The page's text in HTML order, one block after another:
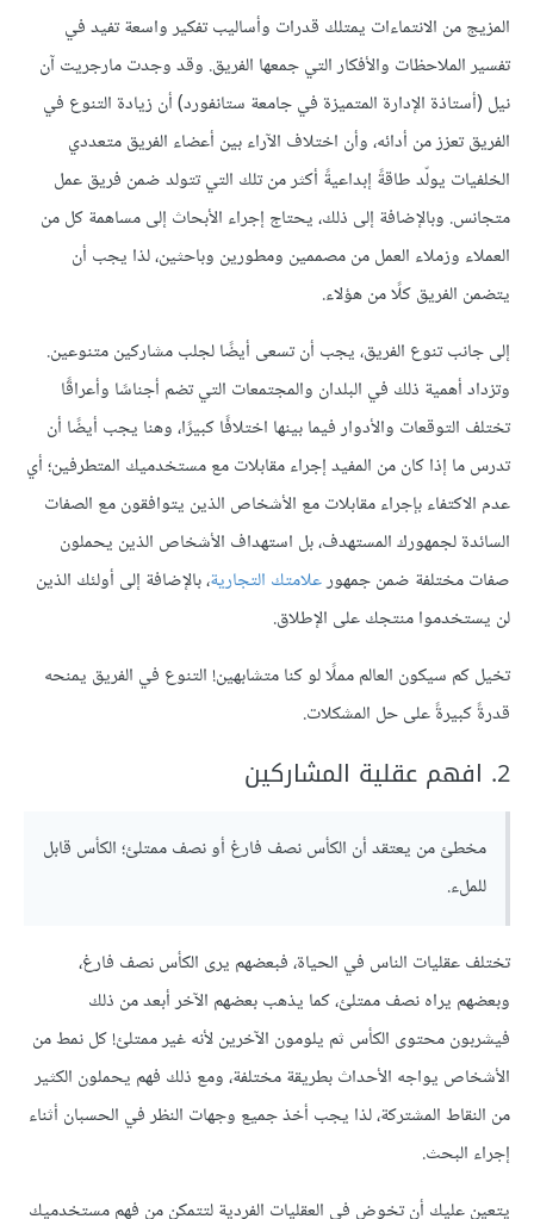
المزيج من الانتماءات يمتلك قدرات وأساليب تفكير واسعة تفيد في
تفسير الملاحظات والأفكار التي جمعها الفريق. وقد وجدت مارجريت آن
نيل (أستاذة الإدارة المتميزة في جامعة ستانفورد) أن زيادة التنوع في
الفريق تعزز من أدائه، وأن اختلاف الآراء بين أعضاء الفريق متعددي
الخلفيات يولّد طاقةً إبداعيةً أكثر من تلك التي تتولد ضمن فريق عمل
متجانس. وبالإضافة إلى ذلك، يحتاج إجراء الأبحاث إلى مساهمة كل من
العملاء وزملاء العمل من مصممين ومطورين وباحثين، لذا يجب أن
يتضمن الفريق كلًا من هؤلاء.
إلى جانب تنوع الفريق، يجب أن تسعى أيضًا لجلب مشاركين متنوعين.
وتزداد أهمية ذلك في البلدان والمجتمعات التي تضم أجناسًا وأعراقًا
تختلف التوقعات والأدوار فيما بينها اختلافًا كبيرًا، وهنا يجب أيضًا أن
تدرس ما إذا كان من المفيد إجراء مقابلات مع مستخدميك المتطرفين؛ أي
عدم الاكتفاء بإجراء مقابلات مع الأشخاص الذين يتوافقون مع الصفات
السائدة لجمهورك المستهدف، بل استهداف الأشخاص الذين يحملون
صفات مختلفة ضمن جمهورعلامتك التجارية، بالإضافة إلى أولئك الذين
لن يستخدموا منتجك على الإطلاق.
تخيل كم سيكون العالم مملًا لو كنا متشابهين! التنوع في الفريق يمنحه
قدرةً كبيرةً على حل المشكلات.
2. افهم عقلية المشاركين
مخطئ من يعتقد أن الكأس نصف فارغ أو نصف ممتلئ؛ الكأس قابل
للملء.
تختلف عقليات الناس في الحياة، فبعضهم يرى الكأس نصف فارغ،
وبعضهم يراه نصف ممتلئ، كما يذهب بعضهم الآخر أبعد من ذلك
فيشربون محتوى الكأس ثم يلومون الآخرين لأنه غير ممتلئ! كل نمط من
الأشخاص يواجه الأحداث بطريقة مختلفة، ومع ذلك فهم يحملون الكثير
من النقاط المشتركة، لذا يجب أخذ جميع وجهات النظر في الحسبان أثناء
إجراء البحث.
يتعين عليك أن تخوض في العقليات الفردية لتتمكن من فهم مستخدميك